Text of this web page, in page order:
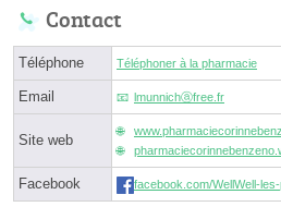
Contact
Téléphone Téléphoner à la pharmacie
Email lmunnichⓐfree.fr
Site web
Facebook facebook.com/WellWell-